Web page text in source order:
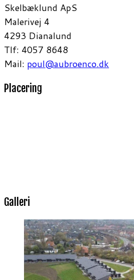
Skelbæklund ApS
Malerivej 4
4293 Dianalund
Tlf: 4057 8648
Mail: poul@aubroenco.dk
Placering
Galleri